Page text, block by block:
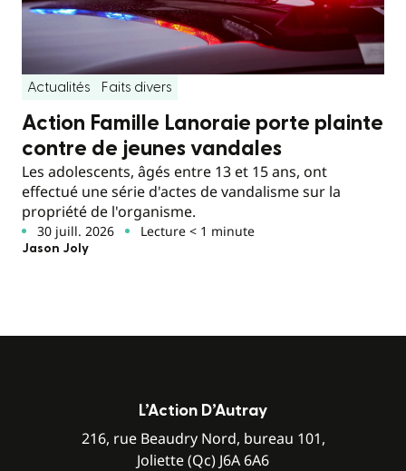
Actualités Faits divers
Action Famille Lanoraie porte plainte
contre de jeunes vandales
Les adolescents, âgés entre 13 et 15 ans, ont
effectué une série d'actes de vandalisme sur la
propriété de l'organisme.
30 juill. 2026 Lecture < 1 minute
Jason Joly
L’Action D’Autray
216, rue Beaudry Nord, bureau 101,
Joliette (Qc) J6A 6A6